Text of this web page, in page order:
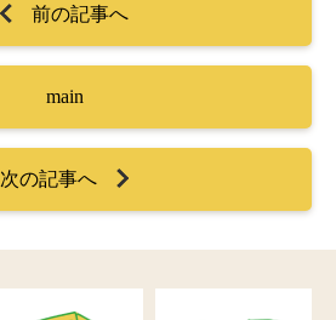
前の記事へ
main
次の記事へ